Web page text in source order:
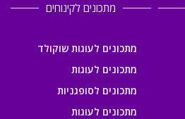
מתכונים לקינוחים
מתכונים לעוגות שוקולד
מתכונים לעוגות
מתכונים לסופגניות
מתכונים לעוגות